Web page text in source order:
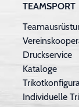
TEAMSPORT
Druckservice
Kataloge
Individuelle